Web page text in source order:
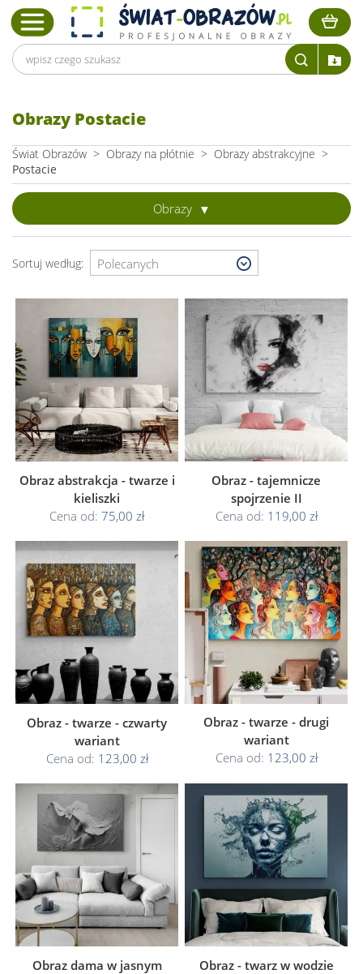
Obrazy Postacie
Świat Obrazów > Obrazy na płótnie > Obrazy abstrakcyjne >
Postacie
Obrazy
Sortuj według:
Obraz abstrakcja - twarze i
kieliszki
Cena od: 75,00 zł
Obraz - tajemnicze
spojrzenie II
Cena od: 119,00 zł
Obraz - twarze - czwarty
wariant
Cena od: 123,00 zł
Obraz - twarze - drugi
wariant
Cena od: 123,00 zł
Obraz dama w jasnym
Obraz - twarz w wodzie